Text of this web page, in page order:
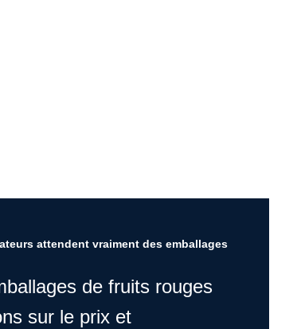
attendent vraiment des emballages
de fruits rouges
sur le prix et